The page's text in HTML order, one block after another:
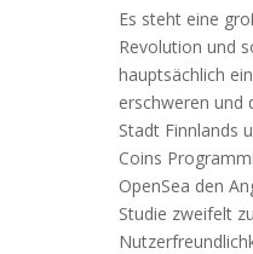
Es steht eine
Revolution und
hauptsächlich
erschweren
Stadt Finnlands
Coins
OpenSea den
Studie zweifelt